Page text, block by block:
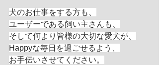
犬のお仕事をする方も、
ユーザーである飼い主さんも、
そして何より皆様の大切な愛犬が、
Happyな毎日を過ごせるよう、
お手伝いさせてください。